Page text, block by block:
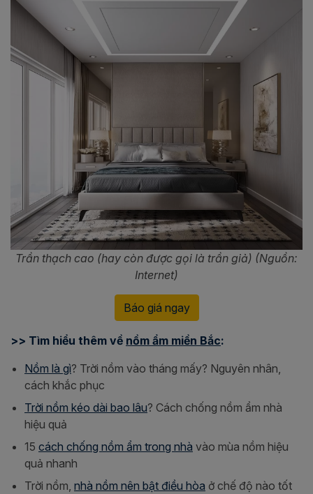
Trần thạch cao (hay còn được gọi là trần giả) (Nguồn:
Internet)
Báo giá ngay
>> Tìm hiểu thêm về nồm ẩm miền Bắc:
Nồm là gì? Trời nồm vào tháng mấy? Nguyên nhân,
cách khắc phục
Trời nồm kéo dài bao lâu? Cách chống nồm ẩm nhà
hiệu quả
15 cách chống nồm ẩm trong nhà vào mùa nồm hiệu
quả nhanh
Trời nồm, nhà nồm nên bật điều hòa ở chế độ nào tốt